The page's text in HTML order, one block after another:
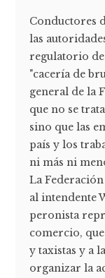
Conductores
las
regulatorio de
"cacería de
general de la
que no se
sino que las
país y los
ni más ni
La
al intendente
peronista
comercio,
y taxistas y a
organizar la